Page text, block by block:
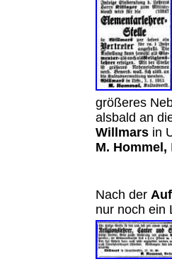
größeres
alsbald an
Willmars in
M. Hommel,
Nach der
nur noch ein